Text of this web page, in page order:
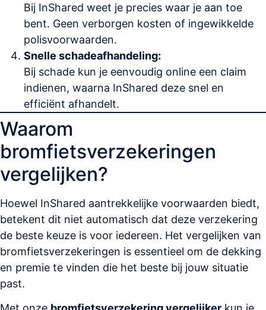
Bij InShared weet je precies waar je aan toe
bent. Geen verborgen kosten of ingewikkelde
polisvoorwaarden.
Snelle schadeafhandeling:
Bij schade kun je eenvoudig online een claim
indienen, waarna InShared deze snel en
efficiënt afhandelt.
Waarom
bromfietsverzekeringen
vergelijken?
Hoewel InShared aantrekkelijke voorwaarden biedt,
betekent dit niet automatisch dat deze verzekering
de beste keuze is voor iedereen. Het vergelijken van
bromfietsverzekeringen is essentieel om de dekking
en premie te vinden die het beste bij jouw situatie
past.